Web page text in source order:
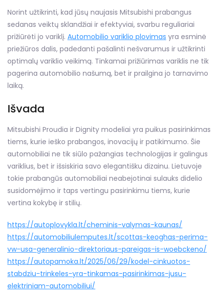
Norint užtikrinti, kad jūsų naujasis Mitsubishi prabangus
sedanas veiktų sklandžiai ir efektyviai, svarbu reguliariai
prižiūrėti jo variklį. Automobilio variklio plovimas yra esminė
priežiūros dalis, padedanti pašalinti nešvarumus ir užtikrinti
optimalų variklio veikimą. Tinkamai prižiūrimas variklis ne tik
pagerina automobilio našumą, bet ir prailgina jo tarnavimo
laiką.
Išvada
Mitsubishi Proudia ir Dignity modeliai yra puikus pasirinkimas
tiems, kurie ieško prabangos, inovacijų ir patikimumo. Šie
automobiliai ne tik siūlo pažangias technologijas ir galingus
variklius, bet ir išsiskiria savo elegantišku dizainu. Lietuvoje
tokie prabangūs automobiliai neabejotinai sulauks didelio
susidomėjimo ir taps vertingu pasirinkimu tiems, kurie
vertina kokybę ir stilių.
https://autoplovykla.lt/cheminis-valymas-kaunas/
https://automobiliulemputes.lt/scottas-keoghas-perima-
vw-usa-generalinio-direktoriaus-pareigas-is-woebckeno/
https://autopamoka.lt/2025/06/29/kodel-cinkuotos-
stabdziu-trinkeles-yra-tinkamas-pasirinkimas-jusu-
elektriniam-automobiliui/